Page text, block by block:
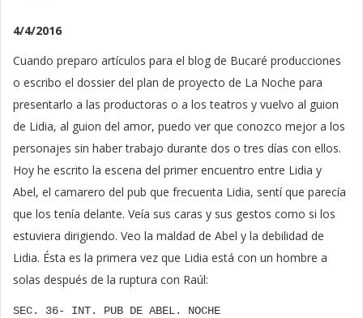
4/4/2016
Cuando preparo artículos para el blog de Bucaré producciones
o escribo el dossier del plan de proyecto de La Noche para
presentarlo a las productoras o a los teatros y vuelvo al guion
de Lidia, al guion del amor, puedo ver que conozco mejor a los
personajes sin haber trabajo durante dos o tres días con ellos.
Hoy he escrito la escena del primer encuentro entre Lidia y
Abel, el camarero del pub que frecuenta Lidia, sentí que parecía
que los tenía delante. Veía sus caras y sus gestos como si los
estuviera dirigiendo. Veo la maldad de Abel y la debilidad de
Lidia. Ésta es la primera vez que Lidia está con un hombre a
solas después de la ruptura con Raúl:
SEC. 36- INT. PUB DE ABEL. NOCHE